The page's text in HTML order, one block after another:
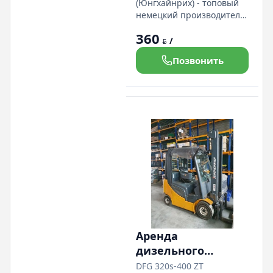
возможна
(Юнгхайнрих) - топовый
немецкий производитель
грузоподъемность 2200 кг.
высота подъема 205мм
360 BYN /
Позвонить
Аренда
дизельного
погрузчика
DFG 320s-400 ZT